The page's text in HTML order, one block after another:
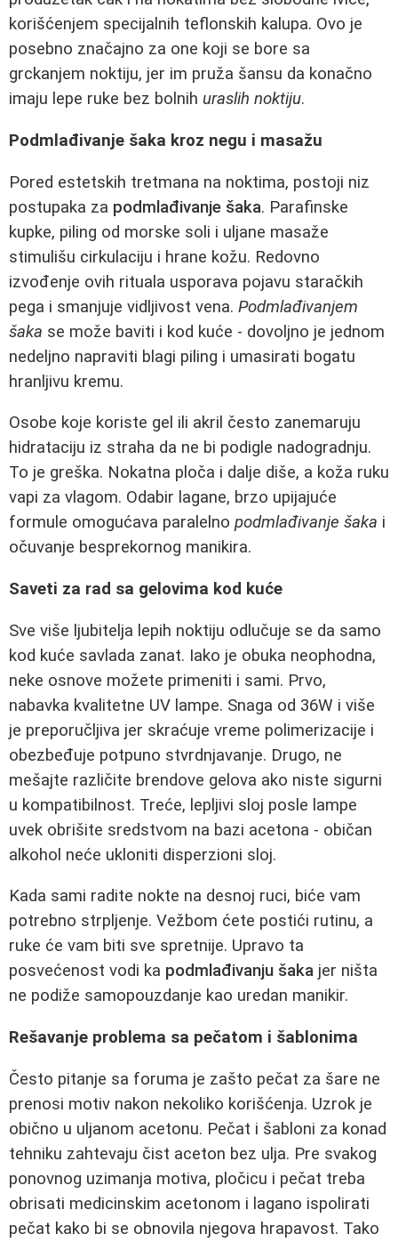
korišćenjem specijalnih teflonskih kalupa. Ovo je
posebno značajno za one koji se bore sa
grckanjem noktiju, jer im pruža šansu da konačno
imaju lepe ruke bez bolnih uraslih noktiju.
Podmlađivanje šaka kroz negu i masažu
Pored estetskih tretmana na noktima, postoji niz
postupaka za podmlađivanje šaka. Parafinske
kupke, piling od morske soli i uljane masaže
stimulišu cirkulaciju i hrane kožu. Redovno
izvođenje ovih rituala usporava pojavu staračkih
pega i smanjuje vidljivost vena. Podmlađivanjem
šaka se može baviti i kod kuće - dovoljno je jednom
nedeljno napraviti blagi piling i umasirati bogatu
hranljivu kremu.
Osobe koje koriste gel ili akril često zanemaruju
hidrataciju iz straha da ne bi podigle nadogradnju.
To je greška. Nokatna ploča i dalje diše, a koža ruku
vapi za vlagom. Odabir lagane, brzo upijajuće
formule omogućava paralelno podmlađivanje šaka i
očuvanje besprekornog manikira.
Saveti za rad sa gelovima kod kuće
Sve više ljubitelja lepih noktiju odlučuje se da samo
kod kuće savlada zanat. Iako je obuka neophodna,
neke osnove možete primeniti i sami. Prvo,
nabavka kvalitetne UV lampe. Snaga od 36W i više
je preporučljiva jer skraćuje vreme polimerizacije i
obezbeđuje potpuno stvrdnjavanje. Drugo, ne
mešajte različite brendove gelova ako niste sigurni
u kompatibilnost. Treće, lepljivi sloj posle lampe
uvek obrišite sredstvom na bazi acetona - običan
alkohol neće ukloniti disperzioni sloj.
Kada sami radite nokte na desnoj ruci, biće vam
potrebno strpljenje. Vežbom ćete postići rutinu, a
ruke će vam biti sve spretnije. Upravo ta
posvećenost vodi ka podmlađivanju šaka jer ništa
ne podiže samopouzdanje kao uredan manikir.
Rešavanje problema sa pečatom i šablonima
Često pitanje sa foruma je zašto pečat za šare ne
prenosi motiv nakon nekoliko korišćenja. Uzrok je
obično u uljanom acetonu. Pečat i šabloni za konad
tehniku zahtevaju čist aceton bez ulja. Pre svakog
ponovnog uzimanja motiva, pločicu i pečat treba
obrisati medicinskim acetonom i lagano ispolirati
pečat kako bi se obnovila njegova hrapavost. Tako